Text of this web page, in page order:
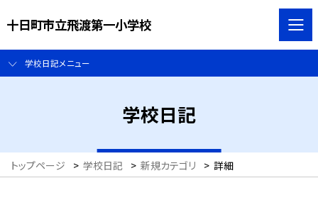
十日町市立飛渡第一小学校
学校日記メニュー
学校日記
トップページ > 学校日記 > 新規カテゴリ > 詳細